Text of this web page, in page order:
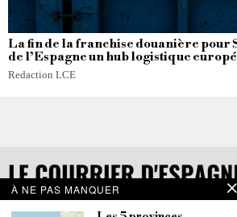
La fin de la franchise douanière pour
de l’Espagne un hub logistique
Redaction LCE
À NE PAS MANQUER